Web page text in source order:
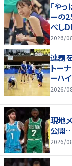
「や
ーの
べし
2026/
連覇
トー
ーハ
2026/
現地
公開…
2026/